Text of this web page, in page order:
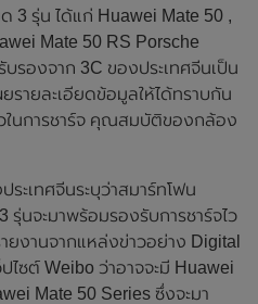
3 รุ่น ได้แก่ Huawei Mate 50 ,
Mate 50 RS Porsche
รองจาก 3C ของประเทศจีนเป็น
ายละเอียดข้อมูลให้ได้ทราบกัน
ในการชาร์จ คุณสมบัติของกล้อง
ะเทศจีนระบุว่าสมาร์ทโฟน
รุ่นจะมาพร้อมรองรับการชาร์จไว
งานจากแหล่งข่าวอย่าง Digital
ไซต์ Weibo ว่าอาจจะมี Huawei
Mate 50 Series ซึ่งจะมา